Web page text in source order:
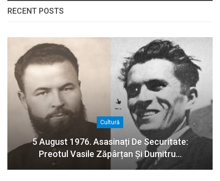
RECENT POSTS
Cultură
5 August 1976. Asasinați De Securitate:
Preotul Vasile Zăpârțan Și Dumitru…